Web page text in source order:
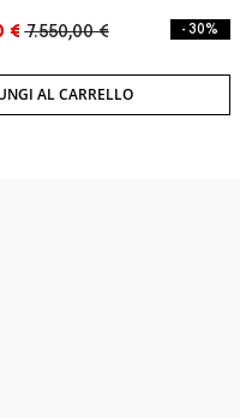
€ 7.550,00 € - 30%
AL CARRELLO